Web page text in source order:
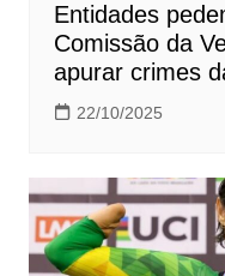
Entidades
Comissão da
apurar crimes
22/10/2025